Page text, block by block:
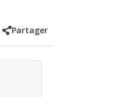
Partager